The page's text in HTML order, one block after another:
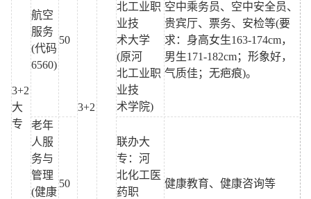
3+2
大
专
航空
服务
(代码
6560)
50
3+2
北工业职
业技
术大学
(原河
北工业职
业技
术学院)
空中乘务员、空中安全员、
贵宾厅、票务、安检等(要
求：身高女生163-174cm，
男生171-182cm；形象好，
气质佳；无疤痕)。
老年
人服
务与
管理
(健康
50
联办大
专：河
北化工医
药职
健康教育、健康咨询等